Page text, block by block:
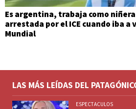
Es argentina, trabaja como niñera
arrestada por el ICE cuando iba a
Mundial
LAS MÁS LEÍDAS DEL
ESPECTACULOS